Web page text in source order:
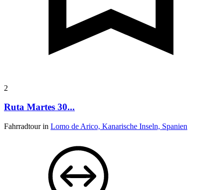
2
Ruta Martes 30...
Fahrradtour in Lomo de Arico, Kanarische Inseln, Spanien